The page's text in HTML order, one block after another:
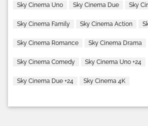
Sky Cinema Uno Sky Cinema Due Sky
Sky Cinema Family Sky Cinema Action
Sky Cinema Romance Sky Cinema Drama
Sky Cinema Comedy Sky Cinema Uno +24
Sky Cinema Due +24 Sky Cinema 4K